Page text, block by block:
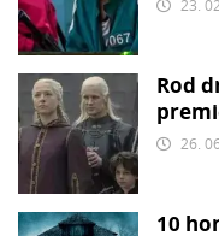
23.
Rod
26.
10